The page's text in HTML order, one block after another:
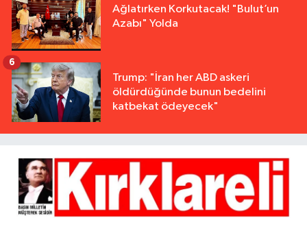
Ağlatırken Korkutacak! "Bulut’un
Azabı" Yolda
Trump: "İran her ABD askeri
öldürdüğünde bunun bedelini
katbekat ödeyecek"
6